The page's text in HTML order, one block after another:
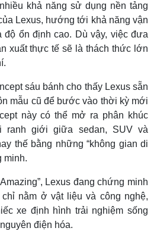
Multimedia
Video
Infographic
khả năng sử dụng nền tảng
Lexus, hướng tới khả năng vận
độ ổn định cao. Dù vậy, việc đưa
xuất thực tế sẽ là thách thức lớn
sáu bánh cho thấy Lexus sẵn
mẫu cũ để bước vào thời kỳ mới
này có thể mở ra phân khúc
ranh giới giữa sedan, SUV và
thế bằng những “không gian di
minh.
Lexus đang chứng minh
nằm ở vật liệu và công nghệ,
xe định hình trải nghiệm sống
điện hóa.